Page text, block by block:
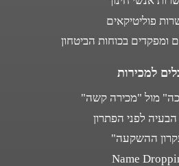
פוליטיקאים
ומפקדים בכוחות הביטחון
למכירות
מול "מכירה קשה"
לפני הפתרון
ההשקעה"
Name